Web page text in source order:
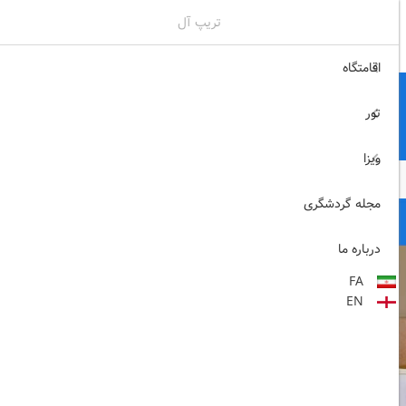
02171117717
تریپ آل
اقامتگاه
تور
ویزا
مجله گردشگری
درباره ما
FA
EN